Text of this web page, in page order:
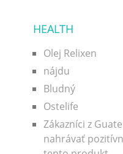
HEALTH
Olej Relixen
nájdu
Bludný
Ostelife
Zákazníci z
nahrávať